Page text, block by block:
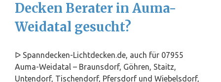
Decken Berater in Auma-
Weidatal gesucht?
ᐅ Spanndecken-Lichtdecken.de, auch für 07955
Auma-Weidatal – Braunsdorf, Göhren, Staitz,
Untendorf, Tischendorf, Pfersdorf und Wiebelsdorf,